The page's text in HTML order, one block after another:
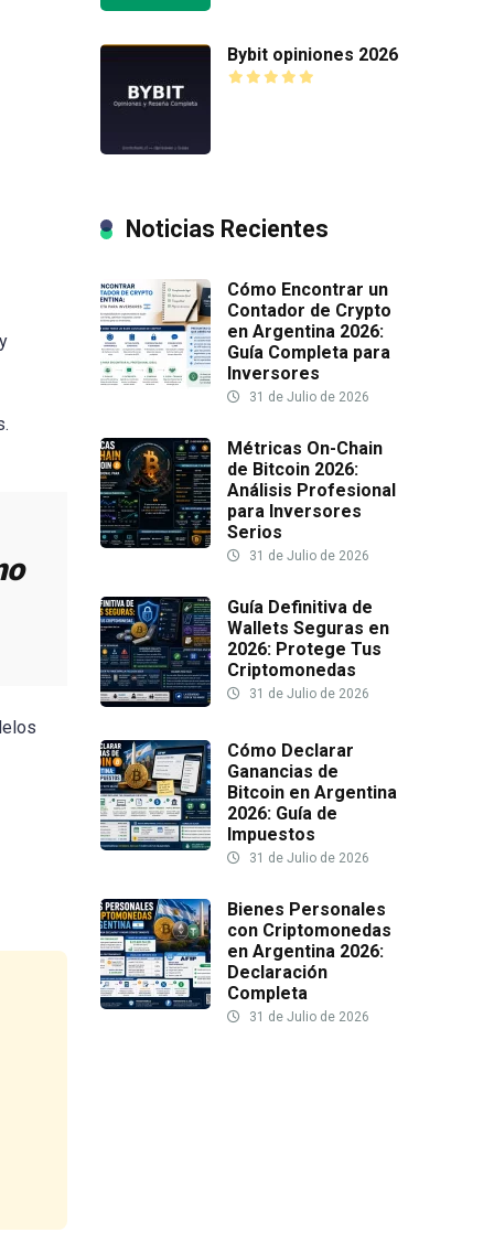
Bybit opiniones 2026
Noticias Recientes
Cómo Encontrar un
Contador de Crypto
en Argentina 2026:
Guía Completa para
Inversores
31 de Julio de 2026
Métricas On-Chain
de Bitcoin 2026:
Análisis Profesional
para Inversores
Serios
31 de Julio de 2026
Guía Definitiva de
Wallets Seguras en
2026: Protege Tus
Criptomonedas
31 de Julio de 2026
Cómo Declarar
Ganancias de
Bitcoin en Argentina
2026: Guía de
Impuestos
31 de Julio de 2026
Bienes Personales
con Criptomonedas
en Argentina 2026:
Declaración
Completa
31 de Julio de 2026